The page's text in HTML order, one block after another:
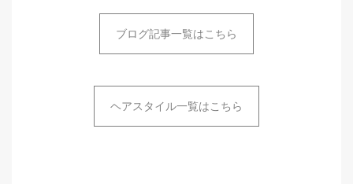
ブログ記事一覧はこちら
ヘアスタイル一覧はこちら